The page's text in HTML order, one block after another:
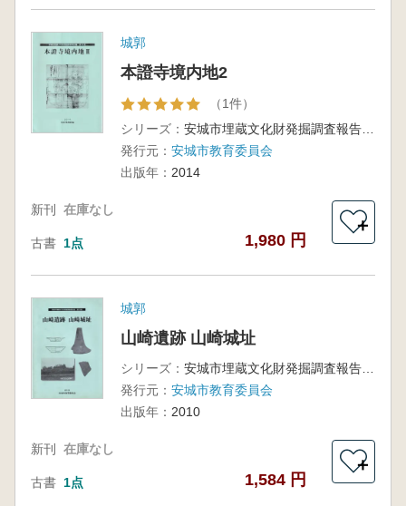
城郭
本證寺境内地2
（1件）
シリーズ：
安城市埋蔵文化財発掘調査報告書 第33集
発行元： 安城市教育委員会
出版年： 2014
新刊 在庫なし
古書 1点 1,980 円
＋
城郭
山崎遺跡 山崎城址
シリーズ：
安城市埋蔵文化財発掘調査報告書第24集
発行元： 安城市教育委員会
出版年： 2010
新刊 在庫なし
古書 1点 1,584 円
＋